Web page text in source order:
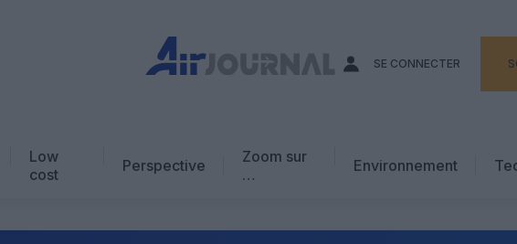
SE CONNECTER
Low
cost
Perspective
Zoom sur
…
Environnement